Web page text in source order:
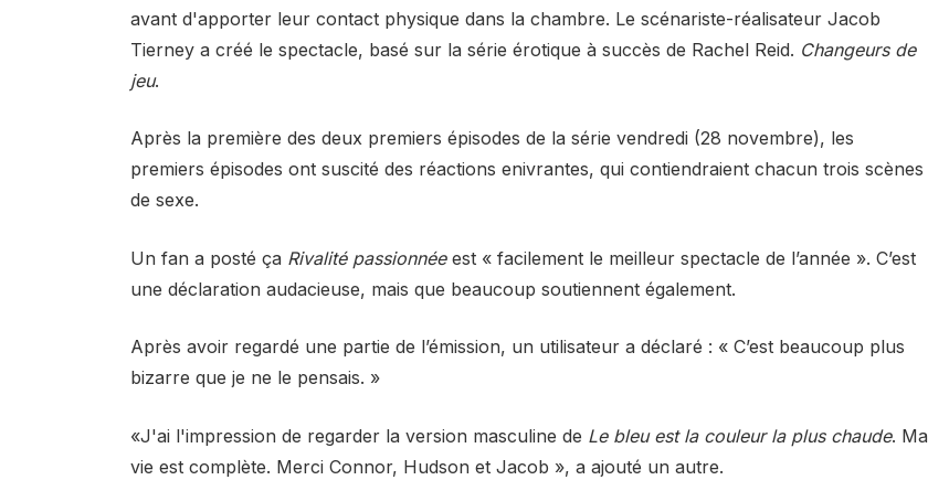
avant d'apporter leur contact physique dans la chambre. Le scénariste-réalisateur Jacob
Tierney a créé le spectacle, basé sur la série érotique à succès de Rachel Reid. Changeurs de
jeu.
Après la première des deux premiers épisodes de la série vendredi (28 novembre), les
premiers épisodes ont suscité des réactions enivrantes, qui contiendraient chacun trois scènes
de sexe.
Un fan a posté ça Rivalité passionnéeest « facilement le meilleur spectacle de l’année ». C’est
une déclaration audacieuse, mais que beaucoup soutiennent également.
Après avoir regardé une partie de l’émission, un utilisateur a déclaré : « C’est beaucoup plus
bizarre que je ne le pensais. »
«J'ai l'impression de regarder la version masculine de Le bleu est la couleur la plus chaude. Ma
vie est complète. Merci Connor, Hudson et Jacob », a ajouté un autre.